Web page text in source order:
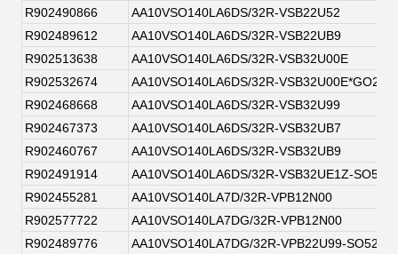
R902490866
AA10VSO140LA6DS/32R-VSB22U52
R902489612
AA10VSO140LA6DS/32R-VSB22UB9
R902513638
AA10VSO140LA6DS/32R-VSB32U00E
R902532674
AA10VSO140LA6DS/32R-
R902468668
AA10VSO140LA6DS/32R-VSB32U99
R902467373
AA10VSO140LA6DS/32R-VSB32UB7
R902460767
AA10VSO140LA6DS/32R-VSB32UB9
R902491914
AA10VSO140LA6DS/32R-VSB32UE1Z-SO52
R902455281
AA10VSO140LA7D/32R-VPB12N00
R902577722
AA10VSO140LA7DG/32R-VPB12N00
R902489776
AA10VSO140LA7DG/32R-VPB22U99-SO52